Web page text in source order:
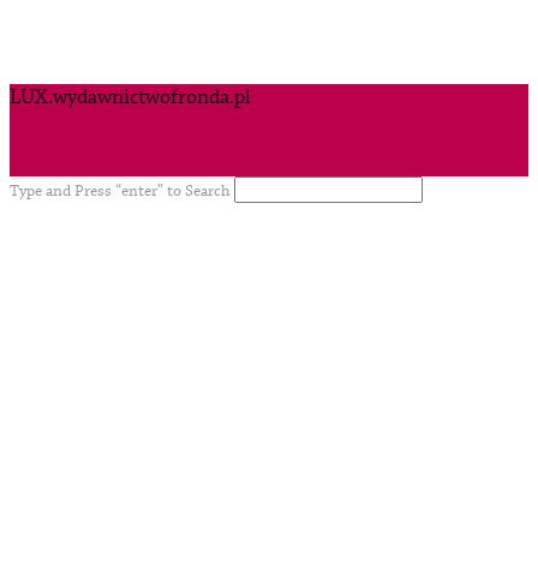
LUX.wydawnictwofronda.pl
Type and Press “enter” to Search